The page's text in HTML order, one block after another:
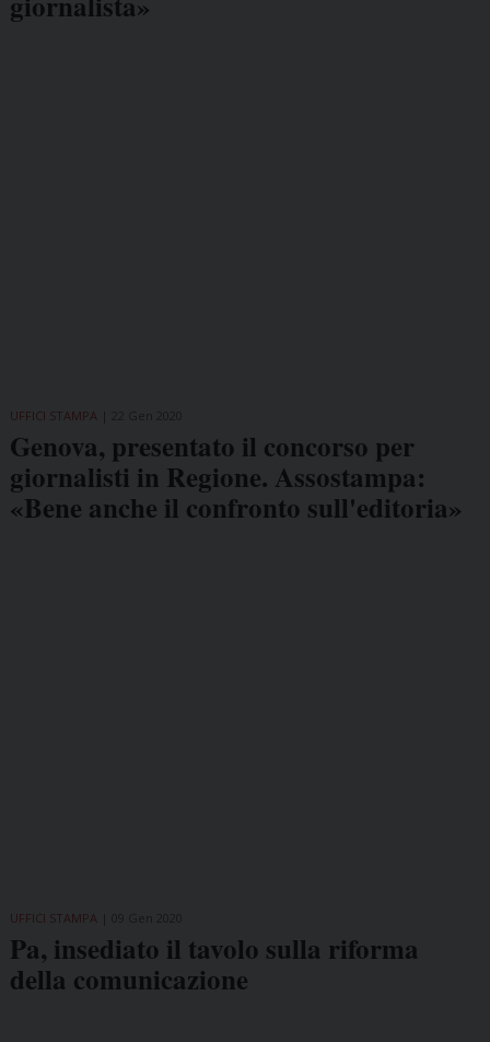
UFFICI STAMPA
Genova, presentato il concorso per
giornalisti in Regione. Assostampa:
«Bene anche il confronto sull'editoria»
UFFICI STAMPA
Pa, insediato il tavolo sulla riforma
della comunicazione